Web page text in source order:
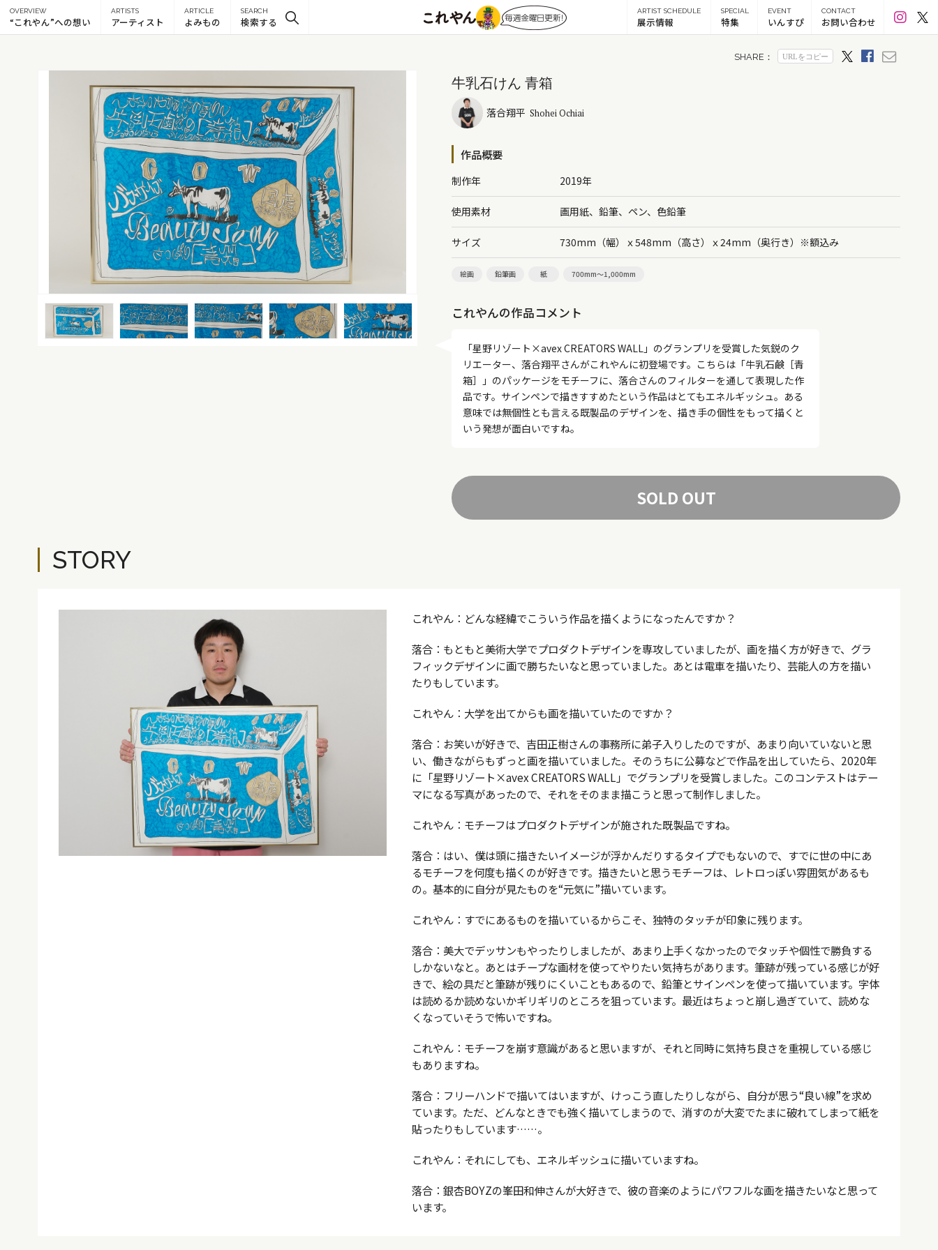
OVERVIEW
“これやん”への想い
ARTISTS
アーティスト
ARTICLE
よみもの
SEARCH
検索する
ARTIST SCHEDULE
展示情報
SPECIAL
特集
EVENT
いんすぴ
CONTACT
お問い合わせ
牛乳石けん 青箱
落合翔平 Shohei Ochiai
作品概要
制作年 2019年
使用素材 画用紙、鉛筆、ペン、色鉛筆
サイズ 730mm（幅）ｘ548mm（高さ）ｘ24mm（奥行き）※額込み
絵画 鉛筆画 紙 700mm～1,000mm
これやんの作品コメント
「星野リゾート×avex CREATORS WALL」のグランプリを受賞した気鋭のク
リエーター、落合翔平さんがこれやんに初登場です。こちらは「牛乳石鹸［青
箱］」のパッケージをモチーフに、落合さんのフィルターを通して表現した作
品です。サインペンで描きすすめたという作品はとてもエネルギッシュ。ある
意味では無個性とも言える既製品のデザインを、描き手の個性をもって描くと
いう発想が面白いですね。
SOLD OUT
STORY
これやん：どんな経緯でこういう作品を描くようになったんですか？
落合：もともと美術大学でプロダクトデザインを専攻していましたが、画を描く方が好きで、グラ
フィックデザインに画で勝ちたいなと思っていました。あとは電車を描いたり、芸能人の方を描い
たりもしています。
これやん：大学を出てからも画を描いていたのですか？
落合：お笑いが好きで、吉田正樹さんの事務所に弟子入りしたのですが、あまり向いていないと思
い、働きながらもずっと画を描いていました。そのうちに公募などで作品を出していたら、2020年
に「星野リゾート×avex CREATORS WALL」でグランプリを受賞しました。このコンテストはテー
マになる写真があったので、それをそのまま描こうと思って制作しました。
これやん：モチーフはプロダクトデザインが施された既製品ですね。
落合：はい、僕は頭に描きたいイメージが浮かんだりするタイプでもないので、すでに世の中にあ
るモチーフを何度も描くのが好きです。描きたいと思うモチーフは、レトロっぽい雰囲気があるも
の。基本的に自分が見たものを“元気に”描いています。
これやん：すでにあるものを描いているからこそ、独特のタッチが印象に残ります。
落合：美大でデッサンもやったりしましたが、あまり上手くなかったのでタッチや個性で勝負する
しかないなと。あとはチープな画材を使ってやりたい気持ちがあります。筆跡が残っている感じが好
きで、絵の具だと筆跡が残りにくいこともあるので、鉛筆とサインペンを使って描いています。字体
は読めるか読めないかギリギリのところを狙っています。最近はちょっと崩し過ぎていて、読めな
くなっていそうで怖いですね。
これやん：モチーフを崩す意識があると思いますが、それと同時に気持ち良さを重視している感じ
もありますね。
落合：フリーハンドで描いてはいますが、けっこう直したりしながら、自分が思う“良い線”を求め
ています。ただ、どんなときでも強く描いてしまうので、消すのが大変でたまに破れてしまって紙を
貼ったりもしています……。
これやん：それにしても、エネルギッシュに描いていますね。
落合：銀杏BOYZの峯田和伸さんが大好きで、彼の音楽のようにパワフルな画を描きたいなと思って
います。